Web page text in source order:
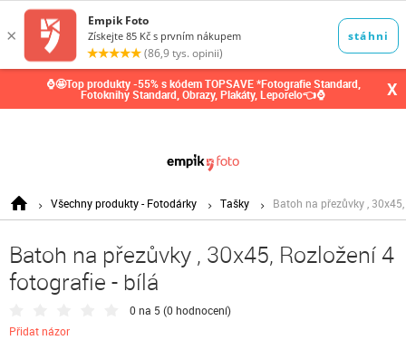
⌚🤩Top produkty -55% s kódem TOPSAVE *Fotografie Standard,
Fotoknihy Standard, Obrazy, Plakáty, Leporelo👈⌚ X
Všechny produkty - Fotodárky Tašky Batoh na přezůvky ,
Batoh na přezůvky , 30x45, Rozložení 4
fotografie - bílá
0 na 5 (0 hodnocení)
Přidat názor